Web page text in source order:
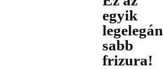
egyik
legelegán
sabb
frizura!